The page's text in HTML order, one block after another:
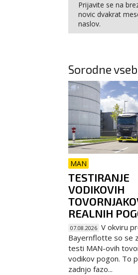
Prijavite se na
novic dvakrat
naslov.
Sorodne
MAN
TESTIRANJE
VODIKOVIH
REALNIH
07.08.2026 V okviru
Bayernflotte so se
testi MAN-ovih
vodikov pogon. To
zadnjo fazo...